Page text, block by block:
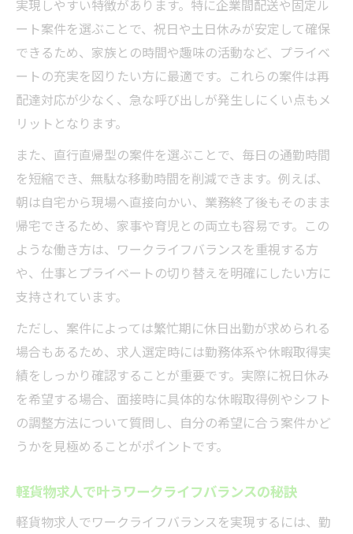
実現しやすい特徴があります。特に企業間配送や固定ル
ート案件を選ぶことで、祝日や土日休みが安定して確保
できるため、家族との時間や趣味の活動など、プライベ
ートの充実を図りたい方に最適です。これらの案件は再
配達対応が少なく、急な呼び出しが発生しにくい点もメ
リットとなります。
また、直行直帰型の案件を選ぶことで、毎日の通勤時間
を短縮でき、無駄な移動時間を削減できます。例えば、
朝は自宅から現場へ直接向かい、業務終了後もそのまま
帰宅できるため、家事や育児との両立も容易です。この
ような働き方は、ワークライフバランスを重視する方
や、仕事とプライベートの切り替えを明確にしたい方に
支持されています。
ただし、案件によっては繁忙期に休日出勤が求められる
場合もあるため、求人選定時には勤務体系や休暇取得実
績をしっかり確認することが重要です。実際に祝日休み
を希望する場合、面接時に具体的な休暇取得例やシフト
の調整方法について質問し、自分の希望に合う案件かど
うかを見極めることがポイントです。
軽貨物求人で叶うワークライフバランスの秘訣
軽貨物求人でワークライフバランスを実現するには、勤